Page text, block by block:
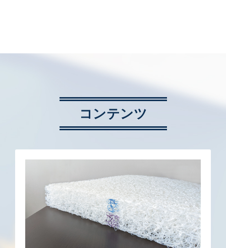
コンテンツ